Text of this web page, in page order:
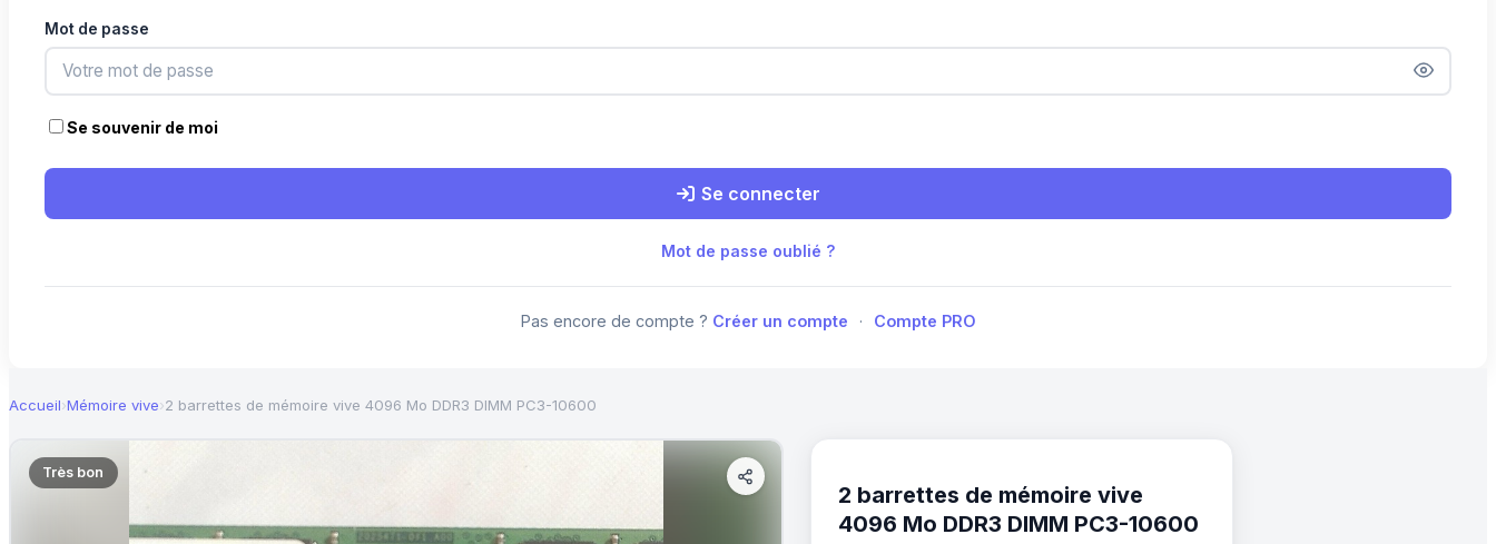
Mot de passe
Se souvenir de moi
Se connecter
Mot de passe oublié ?
Pas encore de compte ? Créer un compte · Compte PRO
Accueil›Mémoire vive›2 barrettes de mémoire vive 4096 Mo DDR3 DIMM PC3-10600
Très bon
2 barrettes de mémoire vive
4096 Mo DDR3 DIMM PC3-10600